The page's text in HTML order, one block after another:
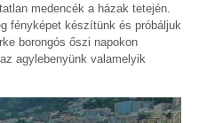
medencék a házak tetején.
fényképet készítünk és próbáljuk
borongós őszi napokon
agylebenyünk valamelyik